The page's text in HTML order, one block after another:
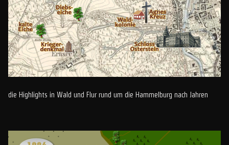
die Highlights in Wald und Flur rund um die Hammelburg nach Jahren